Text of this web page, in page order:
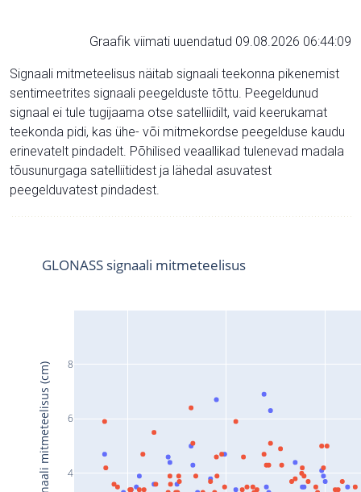
Graafik viimati uuendatud 09.08.2026 06:44:09
Signaali mitmeteelisus näitab signaali teekonna pikenemist
sentimeetrites signaali peegelduste tõttu. Peegeldunud
signaal ei tule tugijaama otse satelliidilt, vaid keerukamat
teekonda pidi, kas ühe- või mitmekordse peegelduse kaudu
erinevatelt pindadelt. Põhilised veaallikad tulenevad madala
tõusunurgaga satelliitidest ja lähedal asuvatest
peegelduvatest pindadest.
4
6
8
GLONASS signaali mitmeteelisus
Signaali mitmeteelisus (cm)